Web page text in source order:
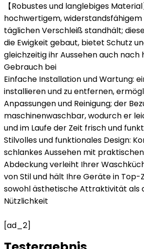
【Robustes und langlebiges
hochwertigem,
täglichen Verschleiß standhält;
die Ewigkeit gebaut, bietet Schutz
gleichzeitig ihr Aussehen auch nach
Gebrauch bei
Einfache Installation und Wartung:
installieren und zu entfernen,
Anpassungen und Reinigung; der
maschinenwaschbar, wodurch er
und im Laufe der Zeit frisch und
Stilvolles und funktionales Design:
schlankes Aussehen mit
Abdeckung verleiht Ihrer
von Stil und hält Ihre Geräte in Top-
sowohl ästhetische Attraktivität als
Nützlichkeit
[ad_2]